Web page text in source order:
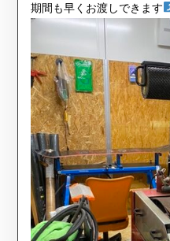
期間も早くお渡しできます